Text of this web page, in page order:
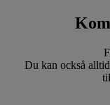
Du kan också